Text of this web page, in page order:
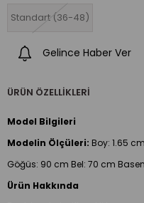
Standart (36-48)
Gelince Haber Ver
ÜRÜN ÖZELLIKLERI
Model Bilgileri
Modelin Ölçüleri: Boy: 1.65
Göğüs: 90 cm Bel: 70 cm
Ürün Hakkında